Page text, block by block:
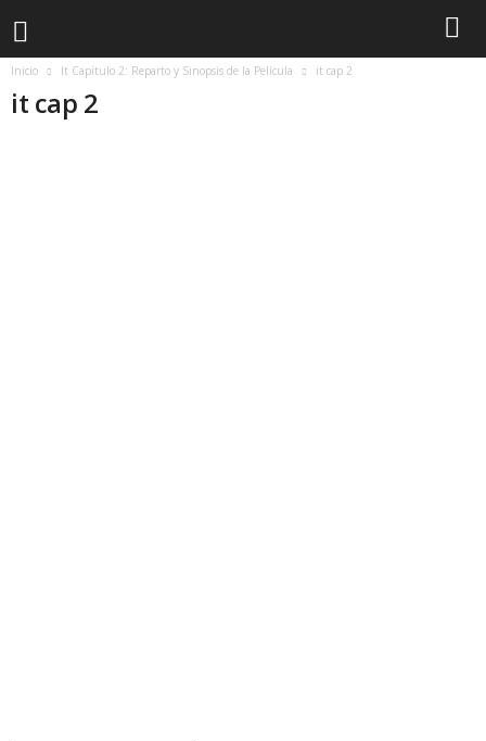
Inicio It Capítulo 2: Reparto y Sinopsis de la Película it cap 2
it cap 2